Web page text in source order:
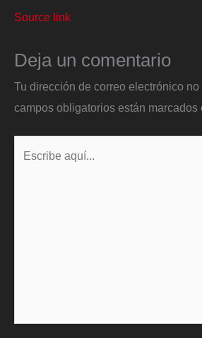
Source link
Deja un comentario
Tu dirección de correo electrónico
campos obligatorios están marcados